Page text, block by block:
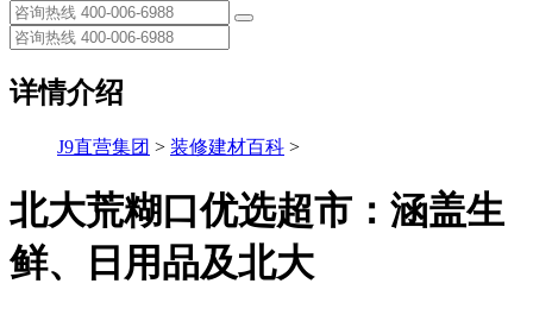
详情介绍
J9直营集团 > 装修建材百科 >
北大荒糊口优选超市：涵盖生
鲜、日用品及北大